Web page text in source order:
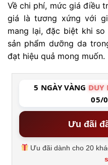
Về chi phí, mức giá điều
giá là tương xứng với
mang lại, đặc biệt khi
sản phẩm dưỡng da
đạt hiệu quả mong muốn.
5 NGÀY VÀNG DUY
05/
Ưu đãi
Ưu đãi dành cho 20